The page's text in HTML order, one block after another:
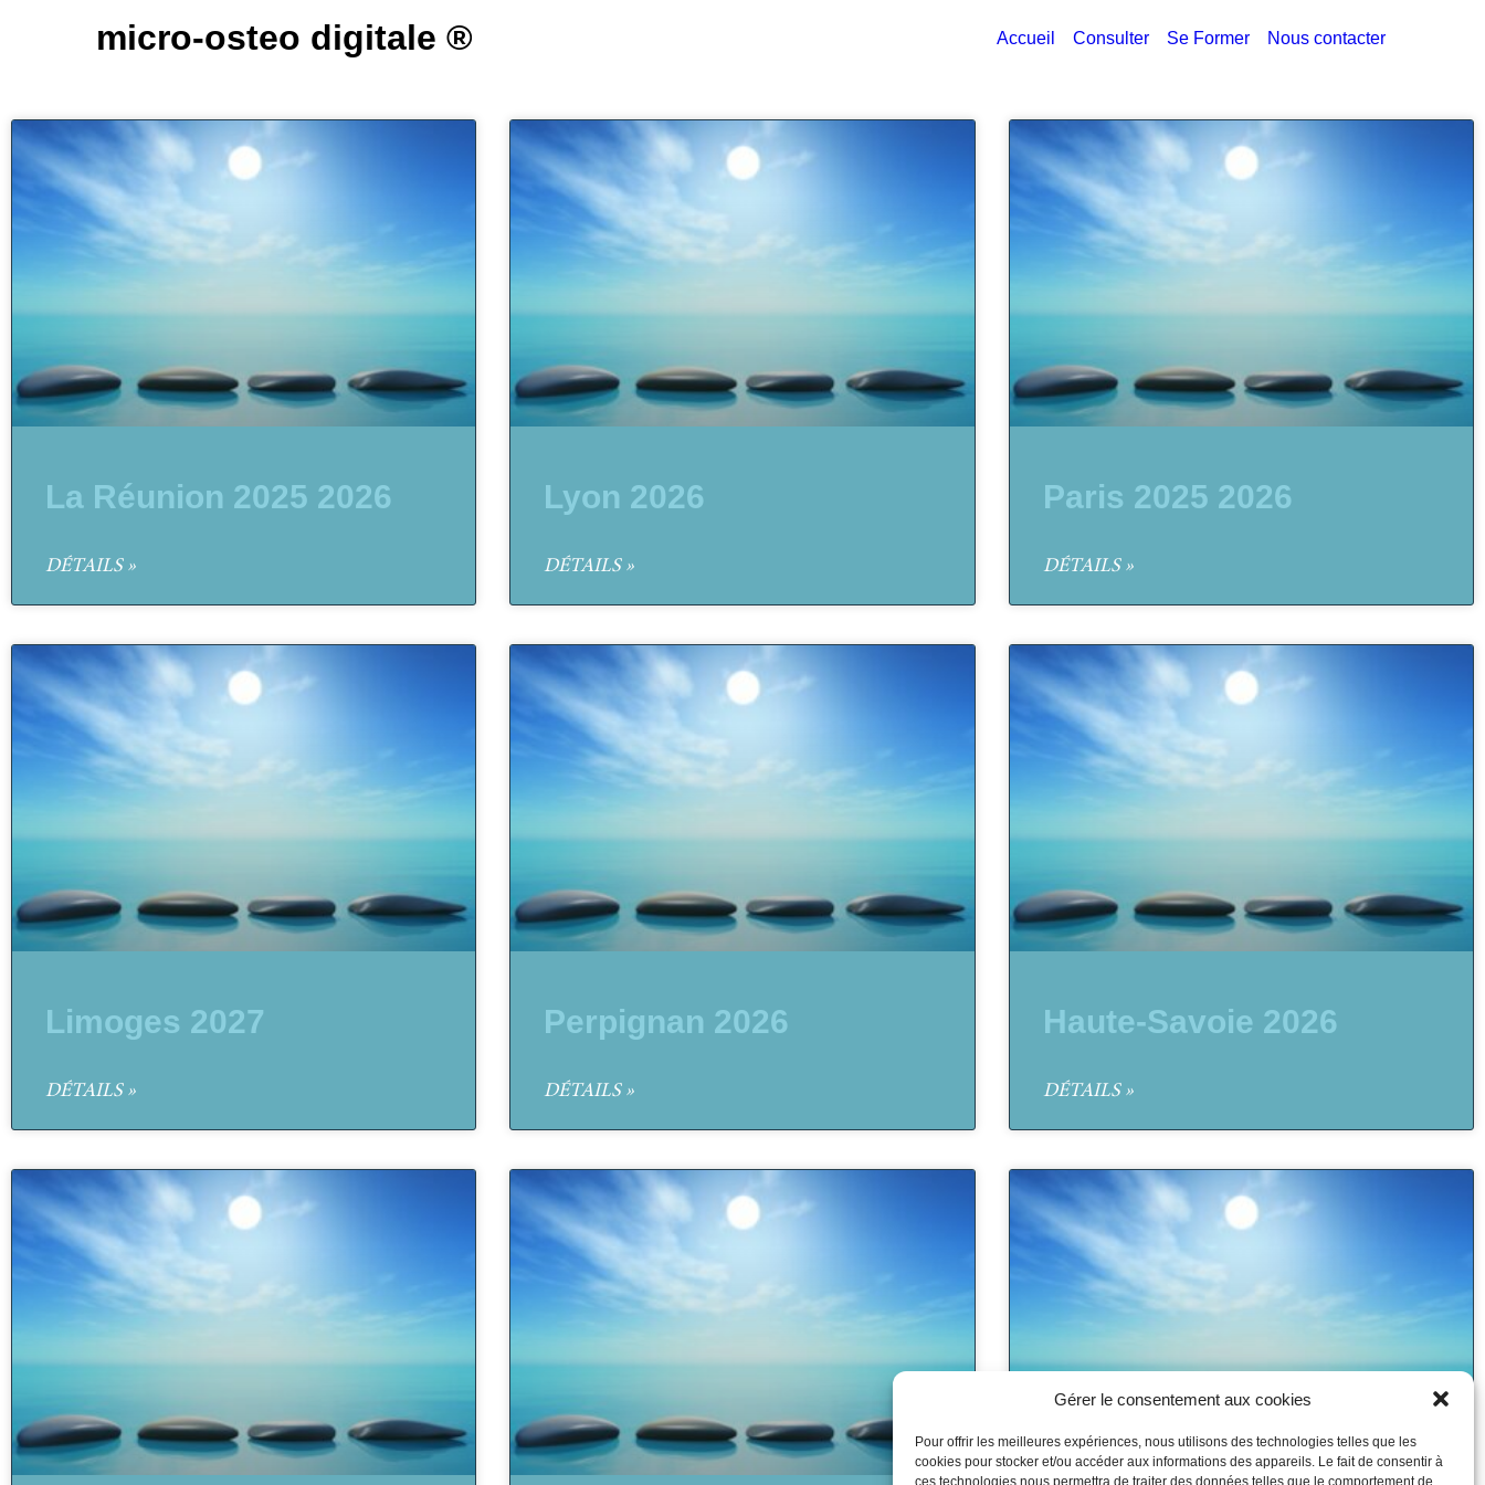
Gérer le consentement aux cookies
Pour offrir les meilleures expériences, nous utilisons des technologies telles que les
cookies pour stocker et/ou accéder aux informations des appareils. Le fait de consentir à
ces technologies nous permettra de traiter des données telles que le comportement de
micro-osteo digitale ® Accueil Consulter Se Former Nous contacter
La Réunion 2025 2026
DÉTAILS »
Lyon 2026
DÉTAILS »
Paris 2025 2026
DÉTAILS »
Limoges 2027
DÉTAILS »
Perpignan 2026
DÉTAILS »
Haute-Savoie 2026
DÉTAILS »